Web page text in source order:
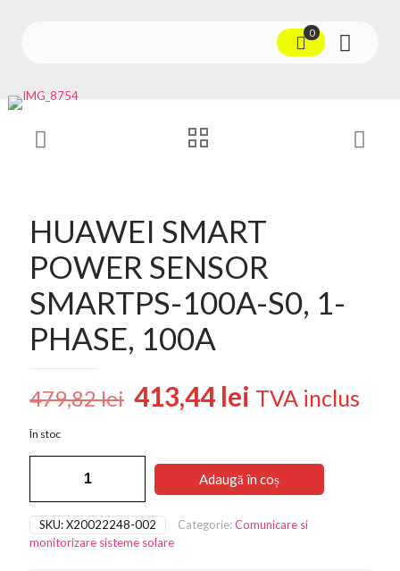
0
HUAWEI SMART
POWER SENSOR
SMARTPS-100A-S0, 1-
PHASE, 100A
479,82lei Prețul
a
fost:
479,82 lei.
413,44 lei Prețul
413,44 lei.
TVA inclus
În stoc
POWER
SENSOR
SMARTPS-
Adaugă în coș
SKU:X20022248-002 Categorie:Comunicare si
monitorizare sisteme solare